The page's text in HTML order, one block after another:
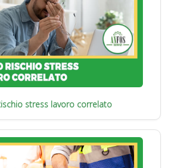
stress lavoro correlato